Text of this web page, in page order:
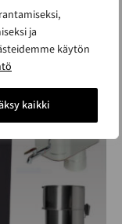
ja
käytön
kaikki